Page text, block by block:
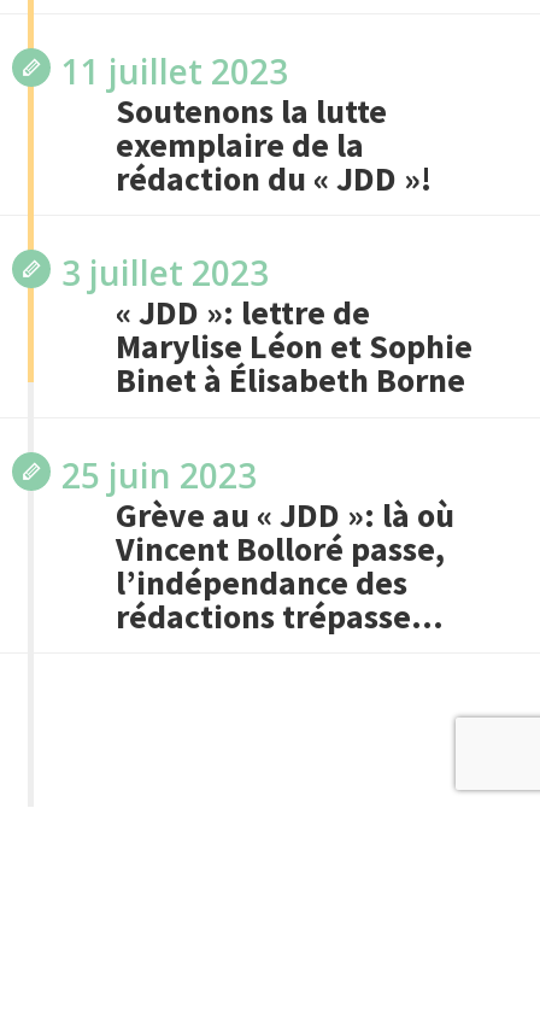
11 juillet 2023
Soutenons la lutte
exemplaire de la
rédaction du « JDD »!
3 juillet 2023
« JDD »: lettre de
Marylise Léon et Sophie
Binet à Élisabeth Borne
25 juin 2023
Grève au « JDD »: là où
Vincent Bolloré passe,
l’indépendance des
rédactions trépasse…